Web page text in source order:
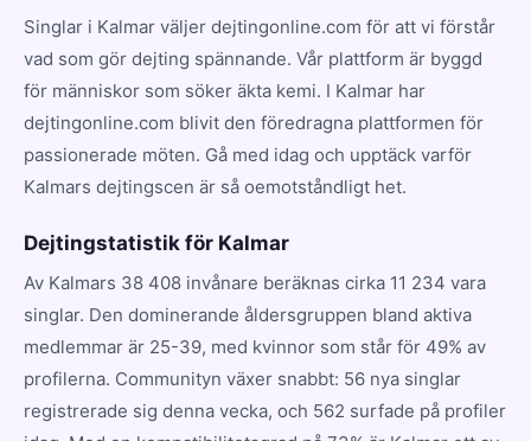
Singlar i Kalmar väljer dejtingonline.com för att vi förstår
vad som gör dejting spännande. Vår plattform är byggd
för människor som söker äkta kemi. I Kalmar har
dejtingonline.com blivit den föredragna plattformen för
passionerade möten. Gå med idag och upptäck varför
Kalmars dejtingscen är så oemotståndligt het.
Dejtingstatistik för Kalmar
Av Kalmars 38 408 invånare beräknas cirka 11 234 vara
singlar. Den dominerande åldersgruppen bland aktiva
medlemmar är 25-39, med kvinnor som står för 49% av
profilerna. Communityn växer snabbt: 56 nya singlar
registrerade sig denna vecka, och 562 surfade på profiler